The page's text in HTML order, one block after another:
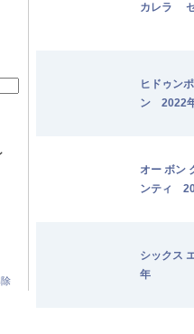
カレラ
ヒドゥン
ン 2022
オー ボン
ンティ
シックス
年